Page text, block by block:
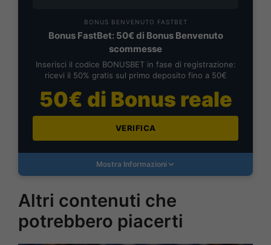
BONUS BENVENUTO FASTBET
Bonus FastBet: 50€ di Bonus Benvenuto
scommesse
Inserisci il codice BONUSBET in fase di registrazione:
ricevi il 50% gratis sul primo deposito fino a 50€
50€ di Bonus reale
VERIFICA
Mostra Informazioni
Altri contenuti che
potrebbero piacerti